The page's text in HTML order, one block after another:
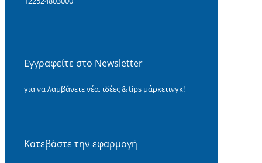
Εγγραφείτε στο Newsletter
για να λαμβάνετε νέα, ιδέες & tips μάρκετινγκ!
Κατεβάστε την εφαρμογή